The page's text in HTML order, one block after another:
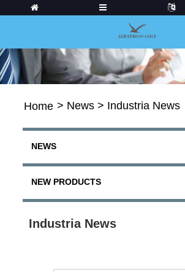
Home > News > Industria News
NEWS
NEW PRODUCTS
Industria News